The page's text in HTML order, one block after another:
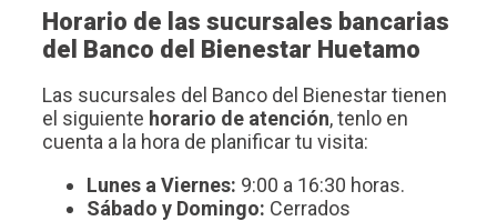
Horario de las sucursales bancarias
del Banco del Bienestar Huetamo
Las sucursales del Banco del Bienestar tienen
el siguiente horario de atención, tenlo en
cuenta a la hora de planificar tu visita:
Lunes a Viernes: 9:00 a 16:30 horas.
Sábado y Domingo: Cerrados